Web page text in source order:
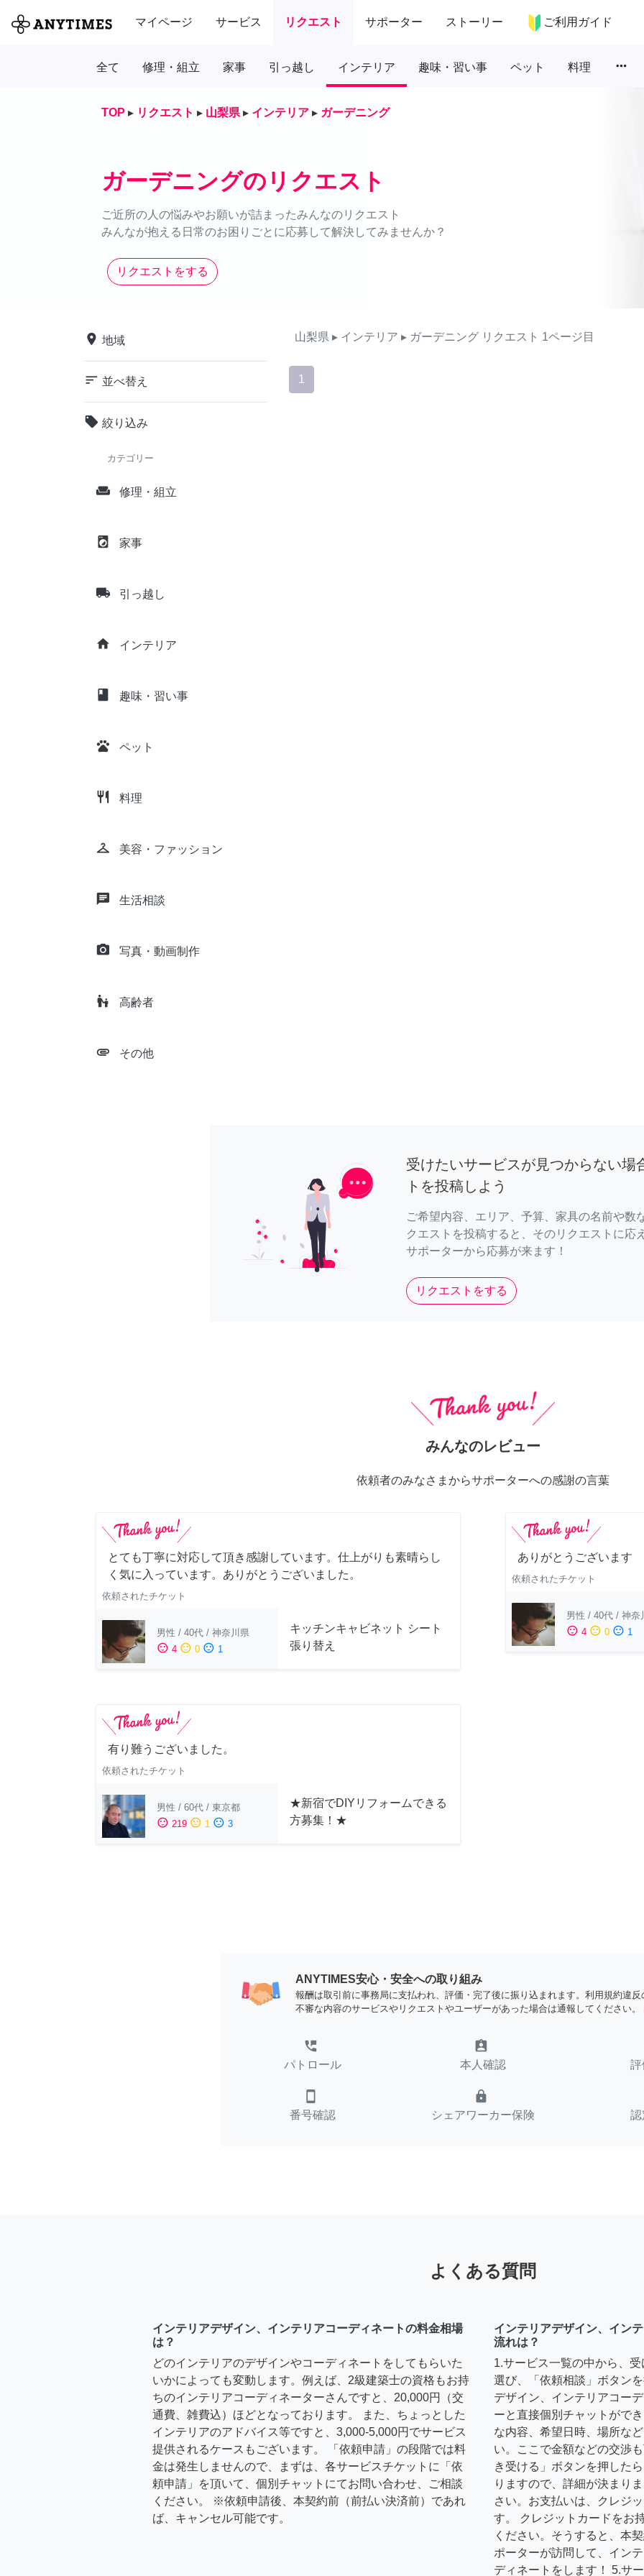
マイページ サービス リクエスト サポーター ストーリー ご利用ガイド
全て 修理・組立 家事 引っ越し インテリア 趣味・習い事 ペット 料理 more_horiz
TOP ▸ リクエスト ▸ 山梨県 ▸ インテリア ▸ ガーデニング
ガーデニングのリクエスト
ご近所の人の悩みやお願いが詰まったみんなのリクエスト
みんなが抱える日常のお困りごとに応募して解決してみませんか？
リクエストをする
place 地域
sort 並べ替え
local_offer 絞り込み
カテゴリー
weekend 修理・組立
local_laundry_service 家事
local_shipping 引っ越し
home インテリア
class 趣味・習い事
pets ペット
restaurant 料理
checkroom 美容・ファッション
chat 生活相談
camera_alt 写真・動画制作
escalator_warning 高齢者
attachment その他
山梨県 ▸ インテリア ▸ ガーデニング リクエスト 1ページ目
1
受けたいサービスが見つからない場
トを投稿しよう
ご希望内容、エリア、予算、家具の名前や数
クエストを投稿すると、そのリクエストに応
サポーターから応募が来ます！
リクエストをする
みんなのレビュー
依頼者のみなさまからサポーターへの感謝の言葉
とても丁寧に対応して頂き感謝しています。仕上がりも素晴らし
く気に入っています。ありがとうございました。
依頼されたチケット
男性 / 40代 / 神奈川県
sentiment_satisfied 4 sentiment_neutral 0 sentiment_dissatisfied 1
キッチンキャビネット シート
張り替え
ありがとうございます
依頼されたチケット
男性 / 40代 / 神奈
sentiment_satisfied 4 sentiment_neutral 0 sentiment_dissatisfied 1
有り難うございました。
依頼されたチケット
男性 / 60代 / 東京都
sentiment_satisfied 219 sentiment_neutral 1 sentiment_dissatisfied 3
★新宿でDIYリフォームできる
方募集！★
ANYTIMES安心・安全への取り組み
報酬は取引前に事務局に支払われ、評価・完了後に振り込まれます。利用規約違反
不審な内容のサービスやリクエストやユーザーがあった場合は通報してください。
perm_phone_msg
パトロール
assignment_ind
本人確認
smartphone
番号確認
lock
シェアワーカー保険
よくある質問
インテリアデザイン、インテリアコーディネートの料金相場
は？
どのインテリアのデザインやコーディネートをしてもらいた
いかによっても変動します。例えば、2級建築士の資格もお持
ちのインテリアコーディネーターさんですと、20,000円（交
通費、雑費込）ほどとなっております。 また、ちょっとした
インテリアのアドバイス等ですと、3,000-5,000円でサービス
提供されるケースもございます。 「依頼申請」の段階では料
金は発生しませんので、まずは、各サービスチケットに「依
頼申請」を頂いて、個別チャットにてお問い合わせ、ご相談
ください。 ※依頼申請後、本契約前（前払い決済前）であれ
ば、キャンセル可能です。
インテリアデザイン、イン
流れは？
1.サービス一覧の中から、
選び、「依頼相談」ボタン
デザイン、インテリアコー
ーと直接個別チャットがで
な内容、希望日時、場所な
い。ここで金額などの交渉
き受ける」ボタンを押した
りますので、詳細が決まり
さい。お支払いは、クレジ
す。 クレジットカードをお
ください。そうすると、本
ポーターが訪問して、イン
ディネートをします！ 5.サ